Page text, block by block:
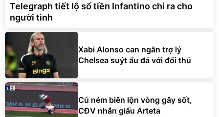
Telegraph tiết lộ số tiền Infantino chi ra cho
người tình
Xabi Alonso can ngăn trợ lý
Chelsea suýt ẩu đả với đối thủ
Cú ném biên lộn vòng gây sốt,
CĐV nhắn giấu Arteta